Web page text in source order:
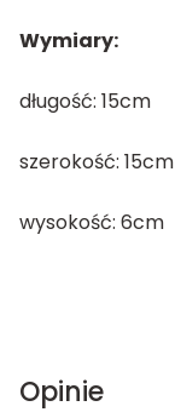
Wymiary:
długość: 15cm
szerokość: 15cm
wysokość: 6cm
Opinie